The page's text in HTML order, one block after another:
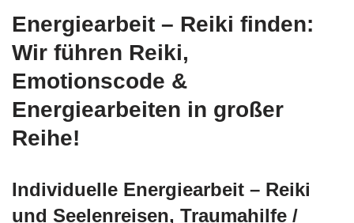
Energiearbeit – Reiki finden:
Wir führen Reiki,
Emotionscode &
Energiearbeiten in großer
Reihe!
Individuelle Energiearbeit – Reiki
und Seelenreisen, Traumahilfe /